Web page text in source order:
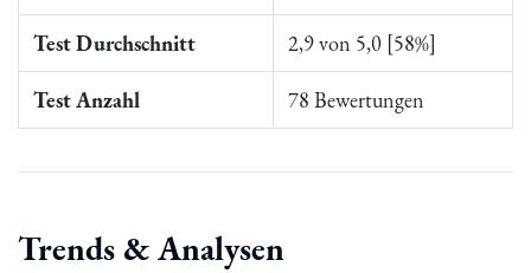
Test Durchschnitt 2,9 von 5,0 [58%]
Test Anzahl 78 Bewertungen
Trends & Analysen